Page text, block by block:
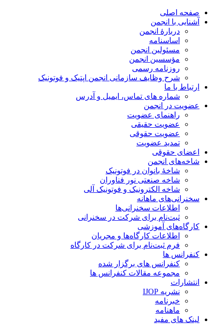
صفحه اصلی
آشنایی با انجمن
دربارۀ انجمن
اساسنامه
مسئولین انجمن
مؤسسین انجمن
روزنامه رسمی
شرح وظایف سازمانی انجمن اپتیک و فوتونیک
ارتباط با ما
شماره های تماس، ایمیل و آدرس
عضویت در انجمن
راهنمای عضویت
عضویت حقیقی
عضویت حقوقی
تمدید عضویت
اعضای حقوقی
شاخه‌های انجمن
شاخۀ بانوان در فوتونیک
شاخه صنعتی نور فناوران
شاخه‌ الکترونیک و فوتونیک آلی
سخنرانی‌های ماهانه
اطلاعات سخنرانی‌‌ها
ثبت‌نام برای شرکت در سخنرانی
کارگاه‌های آموزشی
اطلاعات کارگاه‌ها و مجریان
فرم ثبت‌نام برای شرکت در کارگاه
کنفرانس ها
کنفرانس های برگزار شده
مجموعه مقالات کنفرانس ها
انتشارات
نشریه IJOP
خبرنامه
ماهنامه
لینک های مفید